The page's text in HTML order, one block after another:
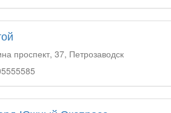
проспект, 37, Петрозаводск